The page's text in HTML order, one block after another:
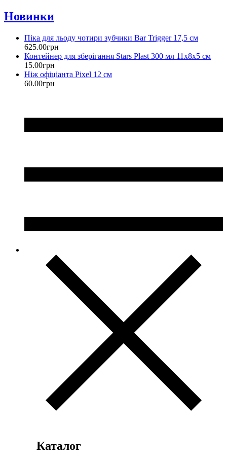
Новинки
Піка для льоду чотири зубчики Bar Trigger 17,5 см
625.00грн
Контейнер для зберігання Stars Plast 300 мл 11х8х5 см
15.00грн
Ніж офіціанта Pixel 12 см
60.00грн
Каталог